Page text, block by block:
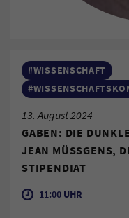
#WISSENSCHAFT
13. August 2024
GABEN: DIE
JEAN MÜSSGENS,
TIPENDIAT
11:00 UHR